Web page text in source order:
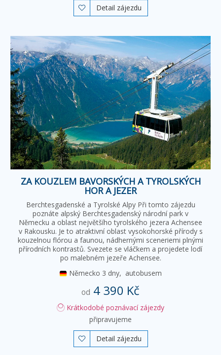
 Detail zájezdu
ZA KOUZLEM BAVORSKÝCH A TYROLSKÝCH
HOR A JEZER
Berchtesgadenské a Tyrolské Alpy Při tomto zájezdu
poznáte alpský Berchtesgadenský národní park v
Německu a oblast největšího tyrolského jezera Achensee
v Rakousku. Je to atraktivní oblast vysokohorské přírody s
kouzelnou flórou a faunou, nádhernými sceneriemi plnými
přírodních kontrastů. Svezete se vláčkem a projedete lodí
po malebném jezeře Achensee.
Německo 3 dny, autobusem
od 4 390 Kč
Krátkodobé poznávací zájezdy
připravujeme
 Detail zájezdu